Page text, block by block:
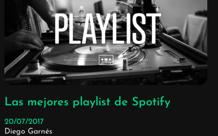
Las mejores playlist de Spotify
20/07/2017
Diego Garnés